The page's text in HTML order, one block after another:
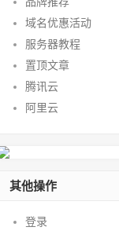
域名优惠活动
服务器教程
置顶文章
腾讯云
阿里云
其他操作
登录